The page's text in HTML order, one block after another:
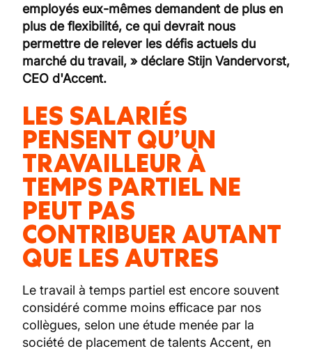
employés eux-mêmes demandent de plus en
plus de flexibilité, ce qui devrait nous
permettre de relever les défis actuels du
marché du travail, » déclare Stijn Vandervorst,
CEO d'Accent.
LES SALARIÉS
PENSENT QU’UN
TRAVAILLEUR À
TEMPS PARTIEL NE
PEUT PAS
CONTRIBUER AUTANT
QUE LES AUTRES
Le travail à temps partiel est encore souvent
considéré comme moins efficace par nos
collègues, selon une étude menée par la
société de placement de talents Accent, en